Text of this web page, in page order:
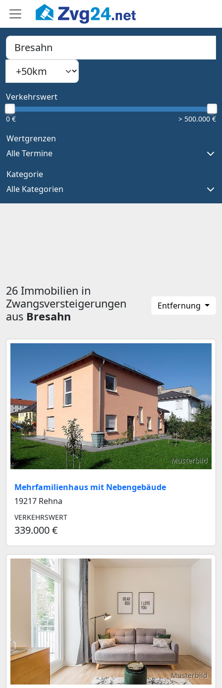
PLZ, Ort oder Bundesland
Type 1 or more characters for results.
Suchradius
Verkehrswert
0 € > 500.000 €
Wertgrenzen
Alle Termine
Kategorie
Alle Kategorien
26 Immobilien in
Zwangsversteigerungen
aus Bresahn
Entfernung
Musterbild
Mehrfamilienhaus mit Nebengebäude
19217 Rehna
VERKEHRSWERT
339.000 €
Musterbild